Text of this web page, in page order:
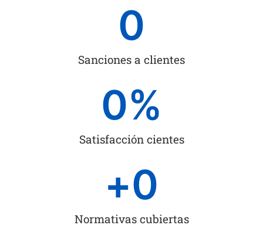
Sanciones a clientes
0
Satisfacción cientes
0%
Normativas cubiertas
+0